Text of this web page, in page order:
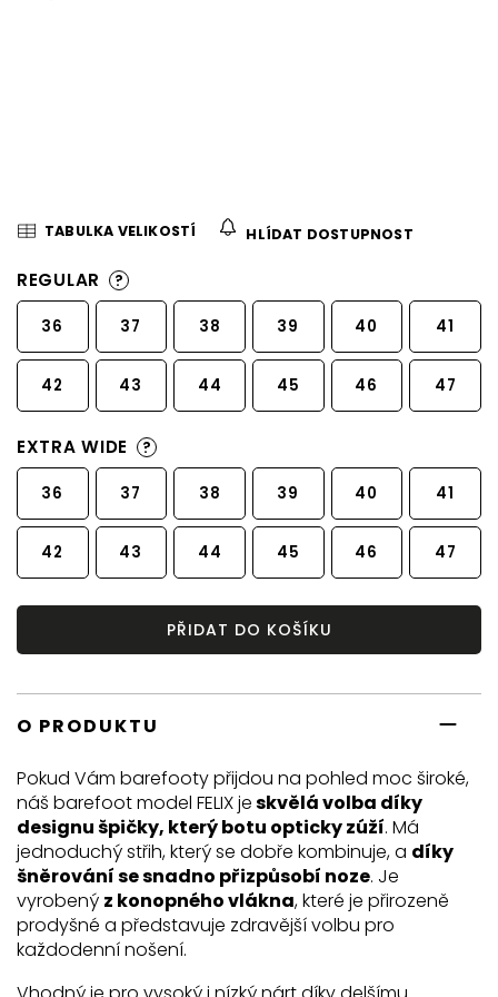
TABULKA VELIKOSTÍ HLÍDAT DOSTUPNOST
REGULAR ?
36 37 38 39 40 41
42 43 44 45 46 47
EXTRA WIDE ?
36 37 38 39 40 41
42 43 44 45 46 47
PŘIDAT DO KOŠÍKU
O PRODUKTU
Pokud Vám barefooty přijdou na pohled moc široké,
náš barefoot model FELIX jeskvělá volba díky
designu špičky, který botu opticky zúží. Má
jednoduchý střih, který se dobře kombinuje, a díky
šněrování se snadno přizpůsobí noze. Je
vyrobený z konopného vlákna, které je přirozeně
prodyšné a představuje zdravější volbu pro
každodenní nošení.